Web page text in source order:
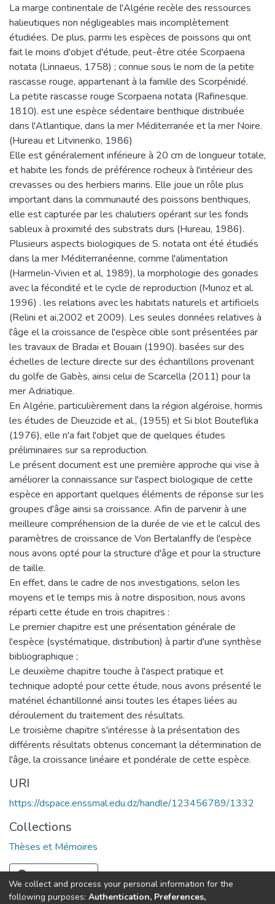
La marge continentale de l'Algérie recèle des ressources
halieutiques non négligeables mais incomplètement
étudiées. De plus, parmi les espèces de poissons qui ont
fait le moins d'objet d'étude, peut-être citée Scorpaena
notata (Linnaeus, 1758) ; connue sous le nom de la petite
rascasse rouge, appartenant à la famille des Scorpénidé.
La petite rascasse rouge Scorpaena notata (Rafinesque.
1810). est une espèce sédentaire benthique distribuée
dans l'Atlantique, dans la mer Méditerranée et la mer Noire.
(Hureau et Litvinenko, 1986)
Elle est généralement inférieure à 20 cm de longueur totale,
et habite les fonds de préférence rocheux à l'intérieur des
crevasses ou des herbiers marins. Elle joue un rôle plus
important dans la communauté des poissons benthiques,
elle est capturée par les chalutiers opérant sur les fonds
sableux à proximité des substrats durs (Hureau, 1986).
Plusieurs aspects biologiques de S. notata ont été étudiés
dans la mer Méditerranéenne, comme l'alimentation
(Harmelin-Vivien et al, 1989), la morphologie des gonades
avec la fécondité et le cycle de reproduction (Munoz et al.
1996) . les relations avec les habitats naturels et artificiels
(Relini et ai,2002 et 2009). Les seules données relatives à
l'âge el la croissance de l'espèce cible sont présentées par
les travaux de Bradai et Bouain (1990). basées sur des
échelles de lecture directe sur des échantillons provenant
du golfe de Gabès, ainsi celui de Scarcella (2011) pour la
mer Adriatique.
En Algérie, particulièrement dans la région algéroise, hormis
les études de Dieuzcide et al., (1955) et Si blot Bouteflika
(1976), elle n'a fait l'objet que de quelques études
préliminaires sur sa reproduction.
Le présent document est une première approche qui vise à
améliorer la connaissance sur l'aspect biologique de cette
espèce en apportant quelques éléments de réponse sur les
groupes d'âge ainsi sa croissance. Afin de parvenir à une
meilleure compréhension de la durée de vie et le calcul des
paramètres de croissance de Von Bertalanffy de l'espèce
nous avons opté pour la structure d'âge et pour la structure
de taille.
En effet, dans le cadre de nos investigations, selon les
moyens et le temps mis à notre disposition, nous avons
réparti cette étude en trois chapitres :
Le premier chapitre est une présentation générale de
l'espèce (systématique, distribution) à partir d'une synthèse
bibliographique ;
Le deuxième chapitre touche à l'aspect pratique et
technique adopté pour cette étude, nous avons présenté le
matériel échantillonné ainsi toutes les étapes liées au
déroulement du traitement des résultats.
Le troisième chapitre s'intéresse à la présentation des
différents résultats obtenus concernant la détermination de
l'âge, la croissance linéaire et pondérale de cette espèce.
URI
https://dspace.enssmal.edu.dz/handle/123456789/1332
Collections
Thèses et Mémoires
Full item page
We collect and process your personal information for the
following purposes: Authentication, Preferences,